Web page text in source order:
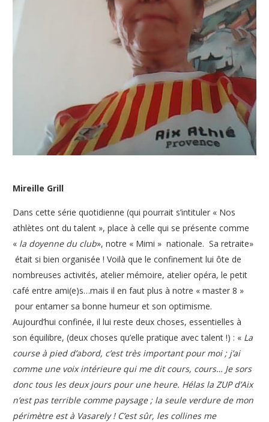
Mireille Grill
Dans cette série quotidienne (qui pourrait s’intituler « Nos
athlètes ont du talent », place à celle qui se présente comme
« la doyenne du club», notre « Mimi » nationale. Sa retraite»
était si bien organisée ! Voilà que le confinement lui ôte de
nombreuses activités, atelier mémoire, atelier opéra, le petit
café entre ami(e)s…mais il en faut plus à notre « master 8 »
pour entamer sa bonne humeur et son optimisme.
Aujourd’hui confinée, il lui reste deux choses, essentielles à
son équilibre, (deux choses qu’elle pratique avec talent !) : « La
course à pied d’abord, c’est très important pour moi ; j’ai
comme une voix intérieure qui me dit cours, cours… Je sors
donc tous les deux jours pour une heure. Hélas la ZUP d’Aix
n’est pas terrible comme paysage ; la seule verdure de mon
périmètre est à Vasarely ! C’est sûr, les collines me